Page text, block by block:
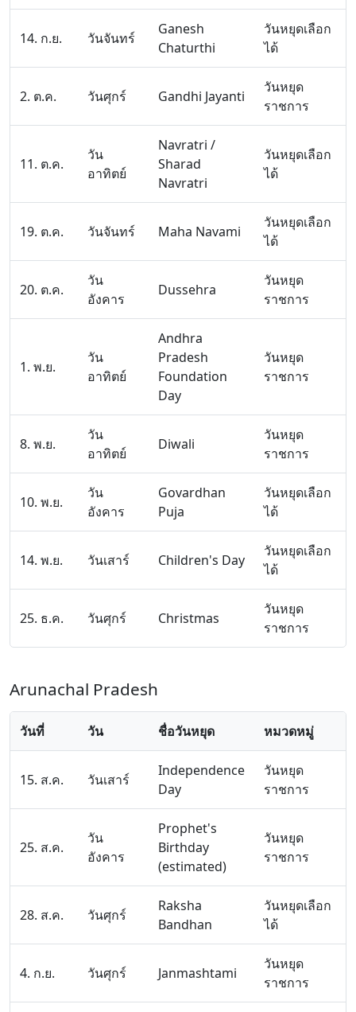
14. ก.ย. วันจันทร์
Ganesh
Chaturthi
วันหยุดเลือก
ได้
2. ต.ค. วันศุกร์ Gandhi Jayanti
วันหยุด
ราชการ
11. ต.ค.
วัน
อาทิตย์
Navratri /
Sharad
Navratri
วันหยุดเลือก
ได้
19. ต.ค. วันจันทร์ Maha Navami
วันหยุดเลือก
ได้
20. ต.ค.
วัน
อังคาร
Dussehra
วันหยุด
ราชการ
1. พ.ย.
วัน
อาทิตย์
Andhra
Pradesh
Foundation
Day
วันหยุด
ราชการ
8. พ.ย.
วัน
อาทิตย์
Diwali
วันหยุด
ราชการ
10. พ.ย.
วัน
อังคาร
Govardhan
Puja
วันหยุดเลือก
ได้
14. พ.ย. วันเสาร์ Children's Day
วันหยุดเลือก
ได้
25. ธ.ค. วันศุกร์ Christmas
วันหยุด
ราชการ
Arunachal Pradesh
วันที่ วัน ชื่อวันหยุด หมวดหมู่
15. ส.ค. วันเสาร์
Independence
Day
วันหยุด
ราชการ
25. ส.ค.
วัน
อังคาร
Prophet's
Birthday
(estimated)
วันหยุด
ราชการ
28. ส.ค. วันศุกร์
Raksha
Bandhan
วันหยุดเลือก
ได้
4. ก.ย. วันศุกร์ Janmashtami
วันหยุด
ราชการ